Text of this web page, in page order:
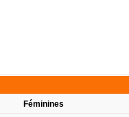
Féminines